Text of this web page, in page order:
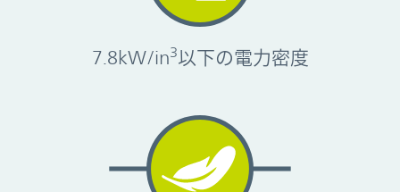
7.8kW/in3以下の電力密度